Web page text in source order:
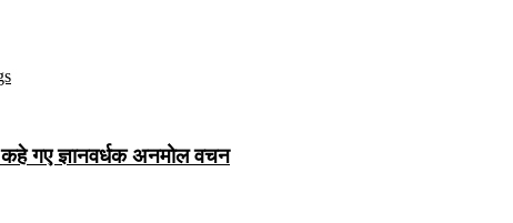
गए ज्ञानवर्धक अनमोल वचन